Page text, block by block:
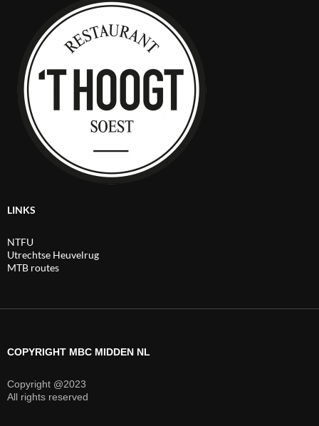
LINKS
NTFU
Utrechtse Heuvelrug
MTB routes
COPYRIGHT MBC MIDDEN NL
Copyright @2023
All rights reserved